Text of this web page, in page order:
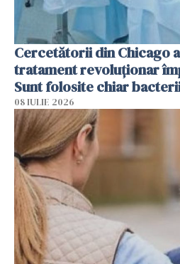
Cercetătorii din Chicago
tratament revoluționar
Sunt folosite chiar
08 IULIE 2026